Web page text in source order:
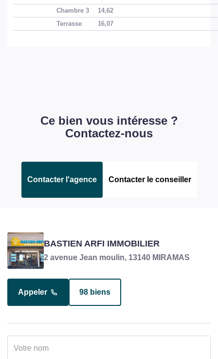
Chambre 3
14,62
Terrasse
16,07
Ce bien vous intéresse ?
Contactez-nous
Contacter l'agence Contacter le conseiller
BLAISE PRISCILLA
Négociatrice en charge du bien
Appeler 4 biens
BASTIEN ARFI IMMOBILIER
2 avenue Jean moulin, 13140 MIRAMAS
Appeler 98 biens